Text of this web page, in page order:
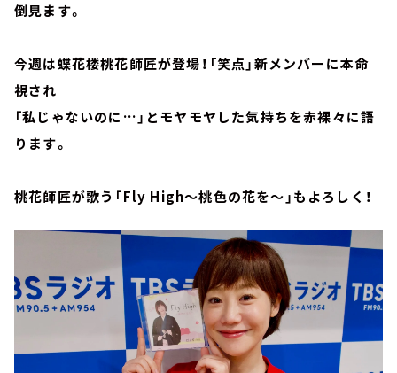
倒見ます。
今週は蝶花楼桃花師匠が登場！「笑点」新メンバーに本命
視され
「私じゃないのに…」とモヤモヤした気持ちを赤裸々に語
ります。
桃花師匠が歌う「Fly High～桃色の花を～」もよろしく！